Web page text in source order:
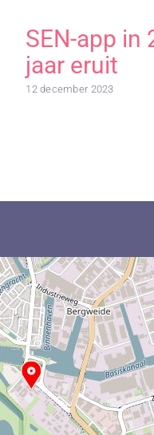
SEN-app in
jaar eruit
12 december 2023